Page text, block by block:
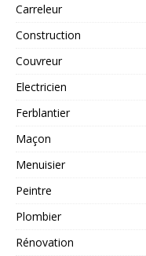
Carreleur
Construction
Couvreur
Electricien
Ferblantier
Maçon
Menuisier
Peintre
Plombier
Rénovation